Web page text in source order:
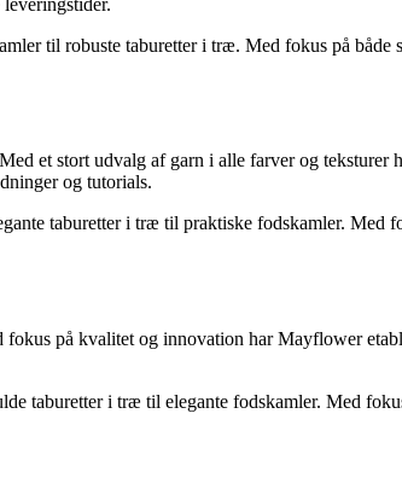
til robuste taburetter i træ. Med fokus på
et stort udvalg af garn i alle farver og
og tutorials.
taburetter i træ til praktiske fodskamler. Med
på kvalitet og innovation har Mayflower
taburetter i træ til elegante fodskamler. Med